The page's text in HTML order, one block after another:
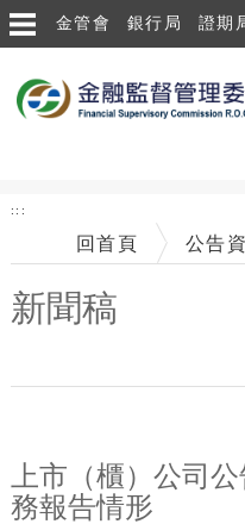
跳到主要內容區塊
金管會 銀行局 證期
:::
回首頁 公告
新聞稿
上市（櫃）公司
務報告情形